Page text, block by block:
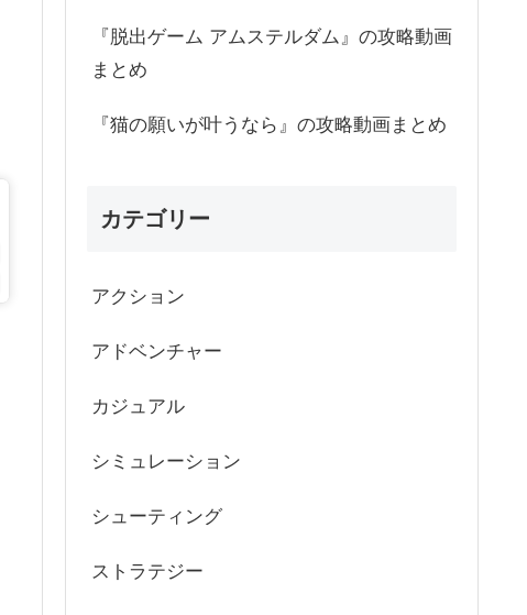
『脱出ゲーム アムステルダム』の攻略動画
まとめ
『猫の願いが叶うなら』の攻略動画まとめ
カテゴリー
アクション
アドベンチャー
カジュアル
シミュレーション
シューティング
ストラテジー